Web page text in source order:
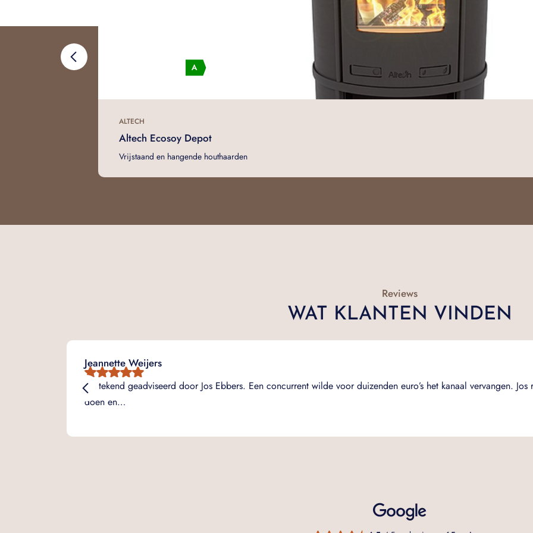
ALTECH
Altech Ecosoy Depot
Vrijstaand en hangende houthaarden
Reviews
WAT KLANTEN VINDEN
Jeannette Weijers
Uitstekend geadviseerd door Jos Ebbers. Een concurrent wilde voor duizenden euro’s het kanaal vervangen. Jos
doen en…